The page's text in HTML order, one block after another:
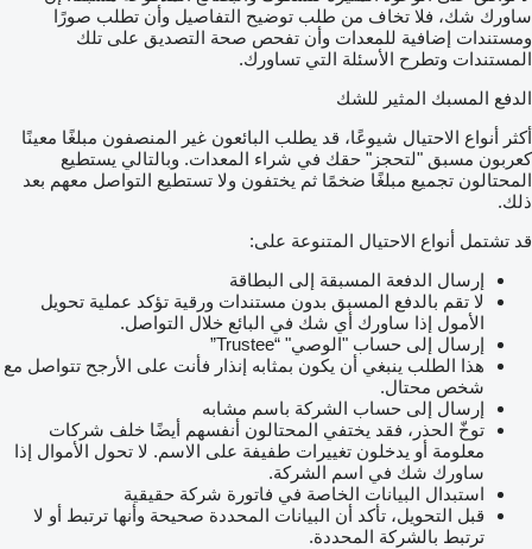
ساورك شك، فلا تخاف من طلب توضيح التفاصيل وأن تطلب صورًا
ومستندات إضافية للمعدات وأن تفحص صحة التصديق على تلك
المستندات وتطرح الأسئلة التي تساورك.
الدفع المسبك المثير للشك
أكثر أنواع الاحتيال شيوعًا، قد يطلب البائعون غير المنصفون مبلغًا معينًا
كعربون مسبق "لتحجز" حقك في شراء المعدات. وبالتالي يستطيع
المحتالون تجميع مبلغًا ضخمًا ثم يختفون ولا تستطيع التواصل معهم بعد
ذلك.
قد تشتمل أنواع الاحتيال المتنوعة على:
إرسال الدفعة المسبقة إلى البطاقة
لا تقم بالدفع المسبق بدون مستندات ورقية تؤكد عملية تحويل
الأمول إذا ساورك أي شك في البائع خلال التواصل.
إرسال إلى حساب "الوصي" “Trustee”
هذا الطلب ينبغي أن يكون بمثابه إنذار فأنت على الأرجح تتواصل مع
شخص محتال.
إرسال إلى حساب الشركة باسم مشابه
توخّ الحذر، فقد يختفي المحتالون أنفسهم أيضًا خلف شركات
معلومة أو يدخلون تغييرات طفيفة على الاسم. لا تحول الأموال إذا
ساورك شك في اسم الشركة.
استبدال البيانات الخاصة في فاتورة شركة حقيقية
قبل التحويل، تأكد أن البيانات المحددة صحيحة وأنها ترتبط أو لا
ترتبط بالشركة المحددة.